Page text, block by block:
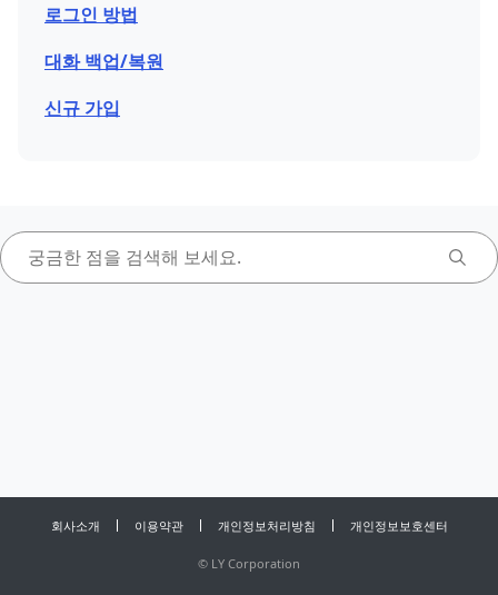
로그인 방법
대화 백업/복원
신규 가입
회사소개 이용약관 개인정보처리방침 개인정보보호센터
© LY Corporation